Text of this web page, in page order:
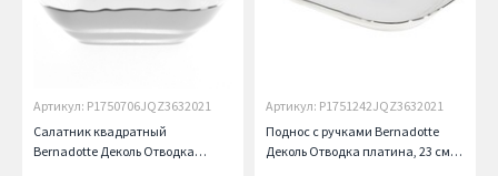
Артикул: P1750706JQZ3632021
Салатник квадратный
Bernadotte Деколь Отводка
Артикул: P1751242JQZ3632021
Поднос с ручками Bernadotte
Деколь Отводка платина, 23 см